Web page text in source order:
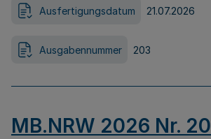
Ausfertigungsdatum 21.07.2026
Ausgabennummer 203
MB.NRW 2026 Nr.